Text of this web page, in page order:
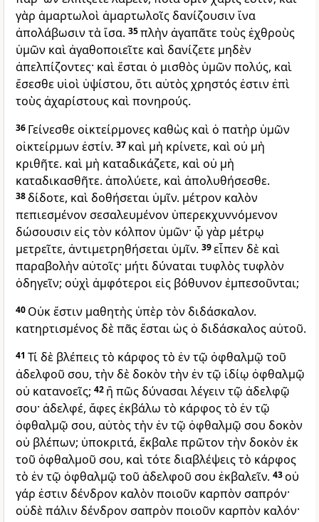
γὰρ ἁμαρτωλοὶ ἁμαρτωλοῖς δανίζουσιν ἵνα
ἀπολάβωσιν τὰ ἴσα. 35πλὴν ἀγαπᾶτε τοὺς ἐχθροὺς
ὑμῶν καὶ ἀγαθοποιεῖτε καὶ δανίζετε μηδὲν
ἀπελπίζοντες· καὶ ἔσται ὁ μισθὸς ὑμῶν πολύς, καὶ
ἔσεσθε υἱοὶ ὑψίστου, ὅτι αὐτὸς χρηστός ἐστιν ἐπὶ
τοὺς ἀχαρίστους καὶ πονηρούς.
36 Γείνεσθε οἰκτείρμονες καθὼς καὶ ὁ πατὴρ ὑμῶν
οἰκτείρμων ἐστίν. 37 καὶ μὴ κρίνετε, καὶ οὐ μὴ
κριθῆτε. καὶ μὴ καταδικάζετε, καὶ οὐ μὴ
καταδικασθῆτε. ἀπολύετε, καὶ ἀπολυθήσεσθε.
38δίδοτε, καὶ δοθήσεται ὑμῖν. μέτρον καλὸν
πεπιεσμένον σεσαλευμένον ὑπερεκχυννόμενον
δώσουσιν εἰς τὸν κόλπον ὑμῶν· ᾧ γὰρ μέτρῳ
μετρεῖτε, ἀντιμετρηθήσεται ὑμῖν. 39εἶπεν δὲ καὶ
παραβολὴν αὐτοῖς· μήτι δύναται τυφλὸς τυφλὸν
ὁδηγεῖν; οὐχὶ ἀμφότεροι εἰς βόθυνον ἐμπεσοῦνται;
40 Οὐκ ἔστιν μαθητὴς ὑπὲρ τὸν διδάσκαλον.
κατηρτισμένος δὲ πᾶς ἔσται ὡς ὁ διδάσκαλος αὐτοῦ.
41 Τί δὲ βλέπεις τὸ κάρφος τὸ ἐν τῷ ὀφθαλμῷ τοῦ
ἀδελφοῦ σου, τὴν δὲ δοκὸν τὴν ἐν τῷ ἰδίῳ ὀφθαλμῷ
οὐ κατανοεῖς; 42 ἢ πῶς δύνασαι λέγειν τῷ ἀδελφῷ
σου· ἀδελφέ, ἄφες ἐκβάλω τὸ κάρφος τὸ ἐν τῷ
ὀφθαλμῷ σου, αὐτὸς τὴν ἐν τῷ ὀφθαλμῷ σου δοκὸν
οὐ βλέπων; ὑποκριτά, ἔκβαλε πρῶτον τὴν δοκὸν ἐκ
τοῦ ὀφθαλμοῦ σου, καὶ τότε διαβλέψεις τὸ κάρφος
τὸ ἐν τῷ ὀφθαλμῷ τοῦ ἀδελφοῦ σου ἐκβαλεῖν. 43οὐ
γάρ ἐστιν δένδρον καλὸν ποιοῦν καρπὸν σαπρόν·
οὐδὲ πάλιν δένδρον σαπρὸν ποιοῦν καρπὸν καλόν·